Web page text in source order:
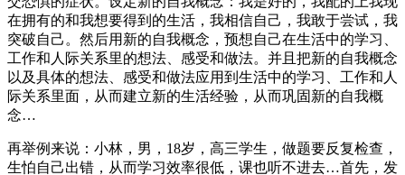
在拥有的和我想要得到的生活，我相信自己，我敢于尝试，我
突破自己。然后用新的自我概念，预想自己在生活中的学习、
工作和人际关系里的想法、感受和做法。并且把新的自我概念
以及具体的想法、感受和做法应用到生活中的学习、工作和人
际关系里面，从而建立新的生活经验，从而巩固新的自我概
念…
再举例来说：小林，男，18岁，高三学生，做题要反复检查，
生怕自己出错，从而学习效率很低，课也听不进去…首先，发